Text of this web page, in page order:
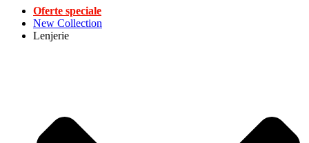
Oferte speciale
New Collection
Lenjerie